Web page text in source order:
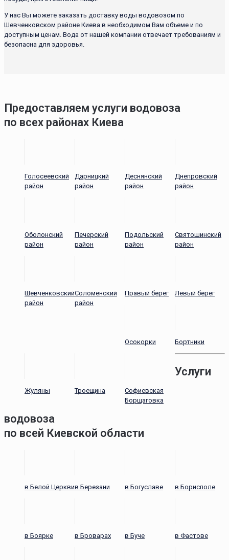
У нас Вы можете заказать доставку воды водовозом по
Шевченковском районе Киева в необходимом Вам объеме и по
доступным ценам. Вода от нашей компании отвечает требованиям и
безопасна для здоровья.
Предоставляем услуги водовоза
по всех районах Киева
Голосеевский
район
Дарницкий
район
Деснянский
район
Днепровский
район
Оболонский
район
Печерский
район
Подольский
район
Святошинский
район
Шевченковский
район
Соломенский
район
Правый берег Левый берег
Осокорки Бортники
Жуляны Троещина
Софиевская
Борщаговка
Услуги
водовоза
по всей Киевской области
в Белой Церквив Березани в Богуславе в Борисполе
в Боярке в Броварах в Буче в Фастове